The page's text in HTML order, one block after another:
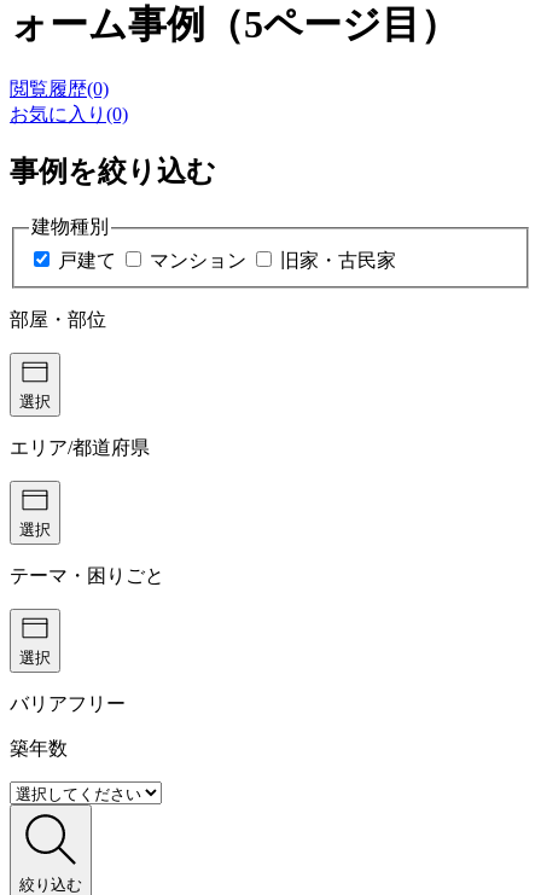
ォーム事例（5ページ目）
閲覧履歴(0)
お気に入り(0)
事例を絞り込む
建物種別
戸建て
マンション 旧家・古民家
部屋・部位
選択
エリア/都道府県
選択
テーマ・困りごと
選択
バリアフリー
築年数
絞り込む